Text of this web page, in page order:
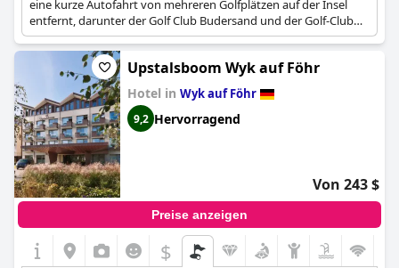
eine kurze Autofahrt von mehreren Golfplätzen auf der Insel
entfernt, darunter der Golf Club Budersand und der Golf-Club
Sylt e.V.
Upstalsboom Wyk auf Föhr
Hotel in Wyk auf Föhr
9,2 Hervorragend
Von 243 $
Preise anzeigen
$